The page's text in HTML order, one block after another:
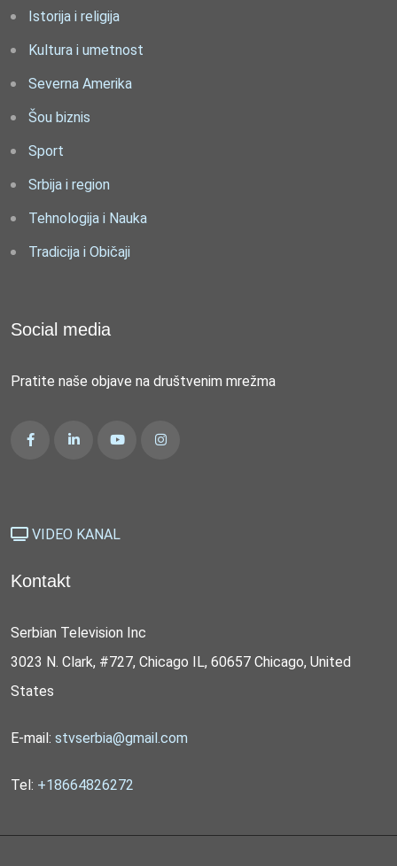
Istorija i religija
Kultura i umetnost
Severna Amerika
Šou biznis
Sport
Srbija i region
Tehnologija i Nauka
Tradicija i Običaji
Social media
Pratite naše objave na društvenim mrežma
VIDEO KANAL
Kontakt
Serbian Television Inc
3023 N. Clark, #727, Chicago IL, 60657 Chicago, United
States
E-mail: stvserbia@gmail.com
Tel: +18664826272